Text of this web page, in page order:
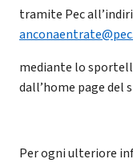
tramite Pec
mediante lo
dall’home page del
Per ogni ulteriore